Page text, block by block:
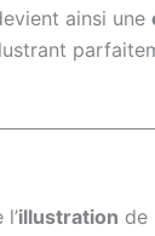
ainsi une
illustration de